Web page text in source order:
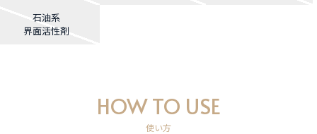
石油系
界面活性剤
HOW TO USE
使い方